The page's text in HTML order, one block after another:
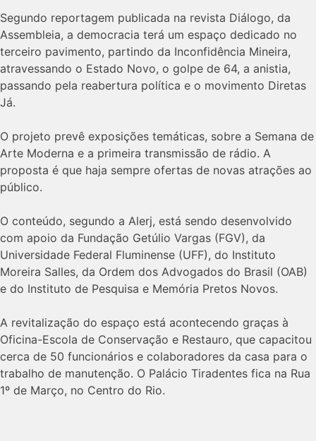
Segundo reportagem publicada na revista Diálogo, da
Assembleia, a democracia terá um espaço dedicado no
terceiro pavimento, partindo da Inconfidência Mineira,
atravessando o Estado Novo, o golpe de 64, a anistia,
passando pela reabertura política e o movimento Diretas
Já.
O projeto prevê exposições temáticas, sobre a Semana de
Arte Moderna e a primeira transmissão de rádio. A
proposta é que haja sempre ofertas de novas atrações ao
público.
O conteúdo, segundo a Alerj, está sendo desenvolvido
com apoio da Fundação Getúlio Vargas (FGV), da
Universidade Federal Fluminense (UFF), do Instituto
Moreira Salles, da Ordem dos Advogados do Brasil (OAB)
e do Instituto de Pesquisa e Memória Pretos Novos.
A revitalização do espaço está acontecendo graças à
Oficina-Escola de Conservação e Restauro, que capacitou
cerca de 50 funcionários e colaboradores da casa para o
trabalho de manutenção. O Palácio Tiradentes fica na Rua
1º de Março, no Centro do Rio.